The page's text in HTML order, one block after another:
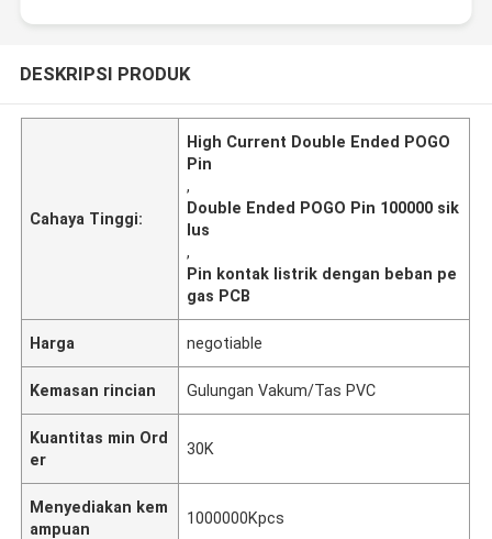
DESKRIPSI PRODUK
Cahaya Tinggi:
High Current Double Ended POGO
Pin
,
Double Ended POGO Pin 100000 sik
lus
,
Pin kontak listrik dengan beban pe
gas PCB
Harga negotiable
Kemasan rincian Gulungan Vakum/Tas PVC
Kuantitas min Ord
er
30K
Menyediakan kem
ampuan
1000000Kpcs